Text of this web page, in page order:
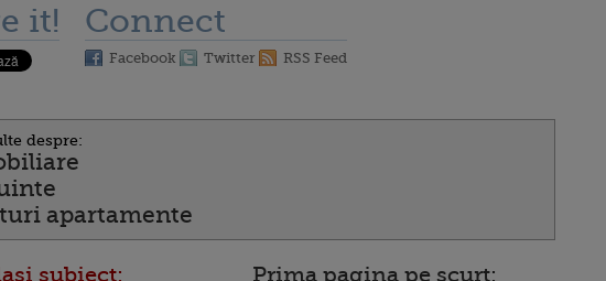
it! Connect
Facebook Twitter RSS Feed
despre:
apartamente
subiect: Prima pagina pe scurt: